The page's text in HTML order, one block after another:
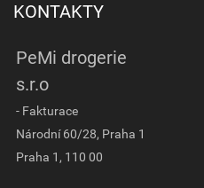
KONTAKTY
PeMi drogerie
s.r.o
- Fakturace
Národní 60/28, Praha 1
Praha 1, 110 00